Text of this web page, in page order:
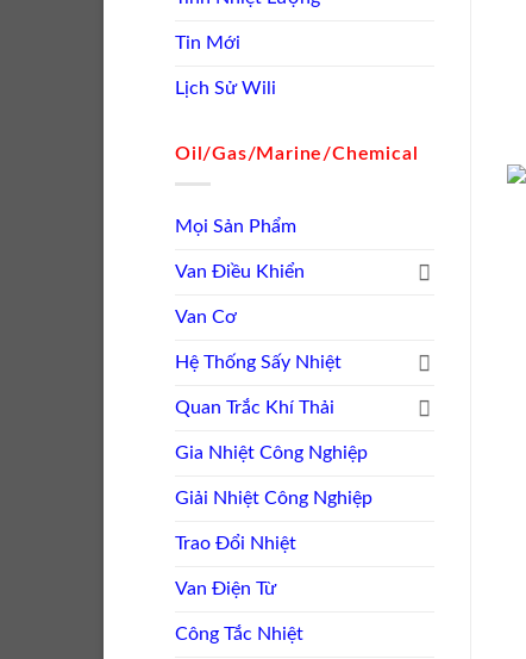
Tin Mới
Lịch Sử Wili
Oil/Gas/Marine/Chemical
Mọi Sản Phẩm
Van Điều Khiển
Van Cơ
Hệ Thống Sấy Nhiệt
Quan Trắc Khí Thải
Gia Nhiệt Công Nghiệp
Giải Nhiệt Công Nghiệp
Trao Đổi Nhiệt
Van Điện Từ
Công Tắc Nhiệt